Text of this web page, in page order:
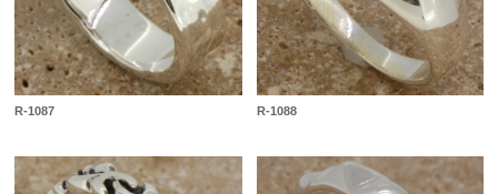
R-1087 R-1088